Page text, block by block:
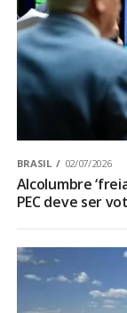
BRASIL 02/07/2026
Alcolumbre
PEC deve ser